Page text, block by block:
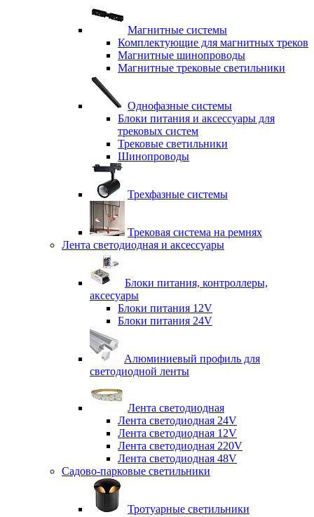
Магнитные системы
Комплектующие для магнитных треков
Магнитные шинопроводы
Магнитные трековые светильники
Однофазные системы
Блоки питания и аксессуары для
трековых систем
Трековые светильники
Шинопроводы
Трехфазные системы
Трековая система на ремнях
Лента светодиодная и аксессуары
Блоки питания, контроллеры,
аксесуары
Блоки питания 12V
Блоки питания 24V
Алюминиевый профиль для
светодиодной ленты
Лента светодиодная
Лента светодиодная 24V
Лента светодиодная 12V
Лента светодиодная 220V
Лента светодиодная 48V
Садово-парковые светильники
Тротуарные светильники